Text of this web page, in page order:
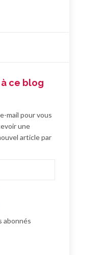
ce blog
mail pour vous
une
article par
abonnés